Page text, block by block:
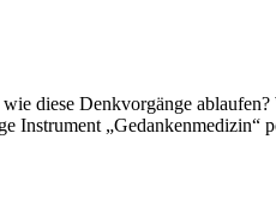
diese Denkvorgänge
Instrument „Gedankenmedizin“